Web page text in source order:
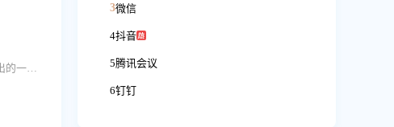
UC专注浏览器21年，推出的一款速度快、安全、好用的PC浏览器产品。支持UC网盘、书签云同步、批量问AI、云收藏等功能UC网盘功能：1. 超大空间，超速下载：普通用户享受10GB永久有限空间，SVIP用户支持6T空间，至臻会员享10T空间； 2. 在线看视频，在线娱乐神器：支持大屏高清4K观影，还有免费5倍速，支持在线字幕加载，画中画，多窗口打开方便使用； 3. 支持Office、PDF、压缩包等文件在线打开，Office文件还能支持在线编辑。4.支持批量问AI，方便对比多个AI效果
3微信
4抖音
5腾讯会议
6钉钉